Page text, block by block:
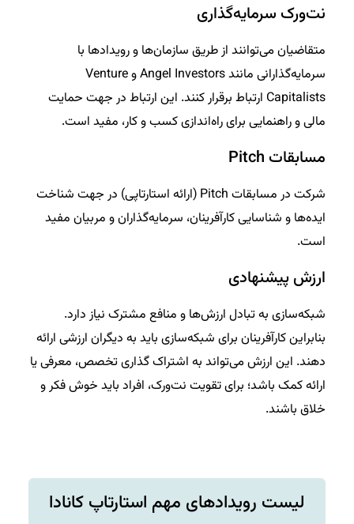
نت‌ورک سرمایه‌گذاری
متقاضیان می‌توانند از طریق سازمان‌ها و رویدادها با
سرمایه‌گذارانی مانند Angel Investors و Venture
Capitalists ارتباط برقرار کنند. این ارتباط در جهت حمایت
مالی و راهنمایی برای راه‌اندازی کسب و کار، مفید است.
مسابقات Pitch
شرکت در مسابقات Pitch (ارائه استارتاپی) در جهت شناخت
ایده‌ها و شناسایی کارآفرینان، سرمایه‌گذاران و مربیان مفید
است.
ارزش پیشنهادی
شبکه‌سازی به تبادل ارزش‌ها و منافع مشترک نیاز دارد.
بنابراین کارآفرینان برای شبکه‌سازی باید به دیگران ارزشی ارائه
دهند. این ارزش می‌تواند به اشتراک گذاری تخصص، معرفی یا
ارائه کمک باشد؛ برای تقویت نت‌ورک، افراد باید خوش فکر و
خلاق باشند.
لیست رویدادهای مهم استارتاپ کانادا